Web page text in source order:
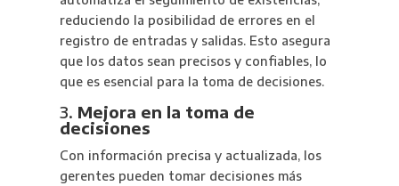
reduciendo la posibilidad de errores en el
registro de entradas y salidas. Esto asegura
que los datos sean precisos y confiables, lo
que es esencial para la toma de decisiones.
3. Mejora en la toma de
decisiones
Con información precisa y actualizada, los
gerentes pueden tomar decisiones más